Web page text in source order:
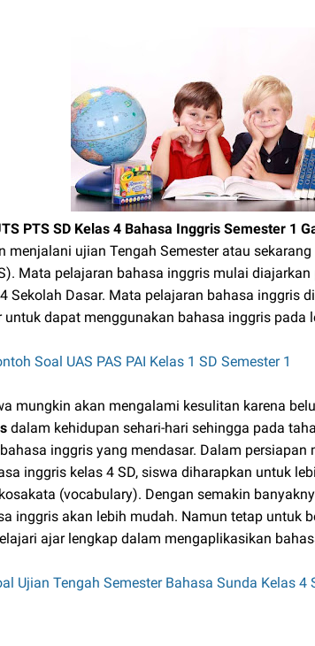
PTS SD Kelas 4 Bahasa Inggris Semester 1
menjalani ujian Tengah Semester atau
Mata pelajaran bahasa inggris mulai
Sekolah Dasar. Mata pelajaran bahasa inggris
untuk dapat menggunakan bahasa inggris pada
Soal UAS PAS PAI Kelas 1 SD Semester 1
mungkin akan mengalami kesulitan karena
dalam kehidupan sehari-hari sehingga pada
inggris yang mendasar. Dalam persiapan
inggris kelas 4 SD, siswa diharapkan untuk
(vocabulary). Dengan semakin
inggris akan lebih mudah. Namun tetap untuk
ajar lengkap dalam mengaplikasikan
Ujian Tengah Semester Bahasa Sunda Kelas 4